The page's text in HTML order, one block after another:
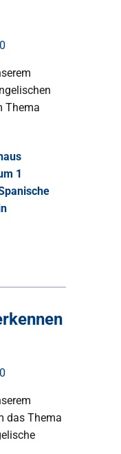
Thema
1
das Thema